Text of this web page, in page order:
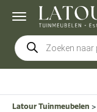
Producten
zoeken
Latour Tuinmeubelen >